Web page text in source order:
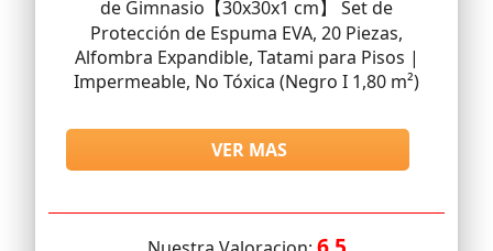
de Gimnasio【30x30x1 cm】 Set de
Protección de Espuma EVA, 20 Piezas,
Alfombra Expandible, Tatami para Pisos |
Impermeable, No Tóxica (Negro I 1,80 m²)
VER MAS